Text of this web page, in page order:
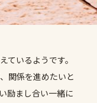
ているようです。
関係を進めたいと
励まし合い一緒に